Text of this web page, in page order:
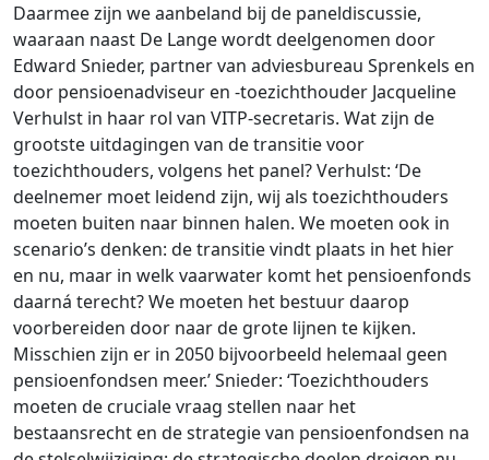
Daarmee zijn we aanbeland bij de paneldiscussie,
waaraan naast De Lange wordt deelgenomen door
Edward Snieder, partner van adviesbureau Sprenkels en
door pensioenadviseur en -toezichthouder Jacqueline
Verhulst in haar rol van VITP-secretaris. Wat zijn de
grootste uitdagingen van de transitie voor
toezichthouders, volgens het panel? Verhulst: ‘De
deelnemer moet leidend zijn, wij als toezichthouders
moeten buiten naar binnen halen. We moeten ook in
scenario’s denken: de transitie vindt plaats in het hier
en nu, maar in welk vaarwater komt het pensioenfonds
daarná terecht? We moeten het bestuur daarop
voorbereiden door naar de grote lijnen te kijken.
Misschien zijn er in 2050 bijvoorbeeld helemaal geen
pensioenfondsen meer.’ Snieder: ‘Toezichthouders
moeten de cruciale vraag stellen naar het
bestaansrecht en de strategie van pensioenfondsen na